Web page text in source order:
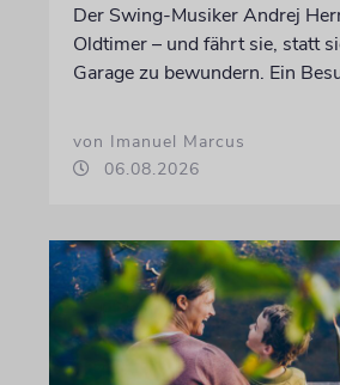
Der Swing-Musiker Andrej
Oldtimer – und fährt sie, statt
Garage zu bewundern. Ein
von Imanuel Marcus
06.08.2026